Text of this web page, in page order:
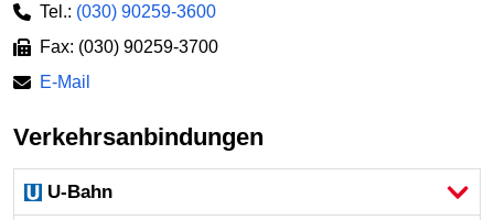
Tel.: (030) 90259-3600
Fax: (030) 90259-3700
E-Mail
Verkehrsanbindungen
U-Bahn